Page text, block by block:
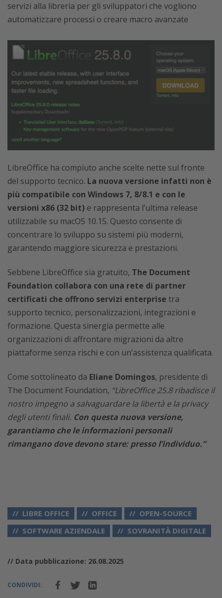
servizi alla libreria per gli sviluppatori che vogliono
automatizzare processi o creare macro avanzate
LibreOffice ha compiuto anche scelte nette sul fronte
del supporto tecnico. La nuova versione infatti non è
più compatibile con Windows 7, 8/8.1 e con le
versioni x86 (32 bit) e rappresenta l’ultima release
utilizzabile su macOS 10.15. Questo consente di
concentrare lo sviluppo su sistemi più moderni,
garantendo maggiore sicurezza e prestazioni.
Sebbene LibreOffice sia gratuito, The Document
Foundation collabora con una rete di partner
certificati che offrono servizi enterprise tra
supporto tecnico, personalizzazioni, integrazioni e
formazione. Questa sinergia permette alle
organizzazioni di affrontare migrazioni da altre
piattaforme senza rischi e con un’assistenza qualificata.
Come sottolineato da Eliane Domingos, presidente di
The Document Foundation, “LibreOffice 25.8 ribadisce il
nostro impegno a salvaguardare la libertà e la privacy
degli utenti finali. Con questa nuova versione,
garantiamo che le informazioni personali
rimangano dove devono stare: presso l’individuo.”
LIBRE OFFICE OFFICE
OPEN-SOURCE
SOFTWARE AZIENDALE
SOVRANITÀ DIGITALE
// Data pubblicazione: 26.08.2025
CONDIVIDI: